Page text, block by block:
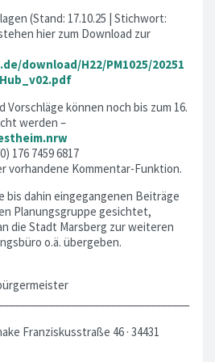
(Stand: 17.10.25 | Stichwort:
hier zum Download zur
download/H22/PM1025/20251
können noch bis zum 16.
werden –
176 7459 6817
vorhandene Kommentar-Funktion.
bis dahin eingegangenen Beiträge
Planungsgruppe gesichtet,
die Stadt Marsberg zur weiteren
o.ä. übergeben.
Franziskusstraße 46 · 34431